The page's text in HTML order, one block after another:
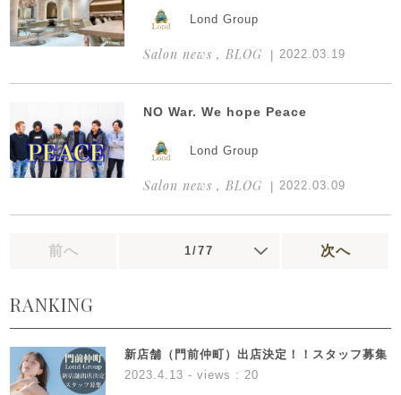
Lond Group
Salon news , BLOG 2022.03.19
NO War. We hope Peace
Lond Group
Salon news , BLOG 2022.03.09
前へ 1/77 次へ
RANKING
新店舗（門前仲町）出店決定！！スタッフ募集
2023.4.13 - views : 20